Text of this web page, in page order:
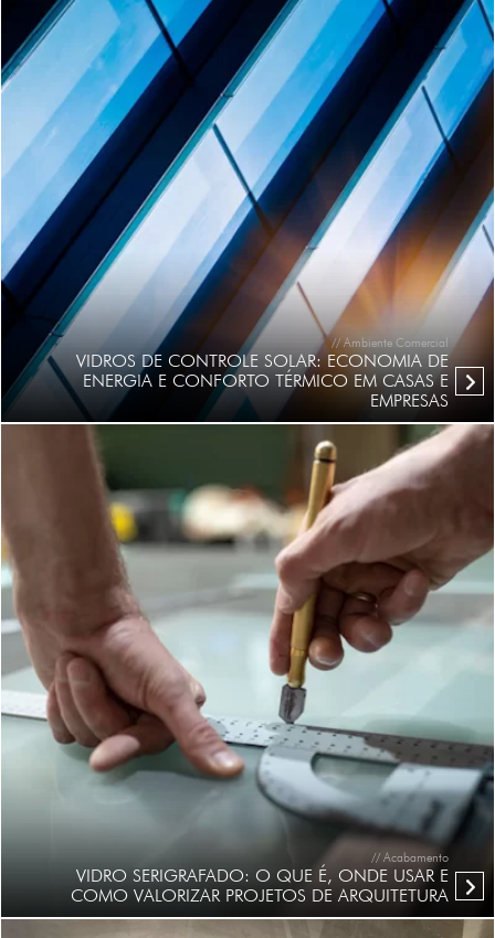
// Ambiente Comercial
VIDROS DE CONTROLE SOLAR: ECONOMIA DE
ENERGIA E CONFORTO TÉRMICO EM CASAS E
EMPRESAS
// Acabamento
VIDRO SERIGRAFADO: O QUE É, ONDE USAR E
COMO VALORIZAR PROJETOS DE ARQUITETURA